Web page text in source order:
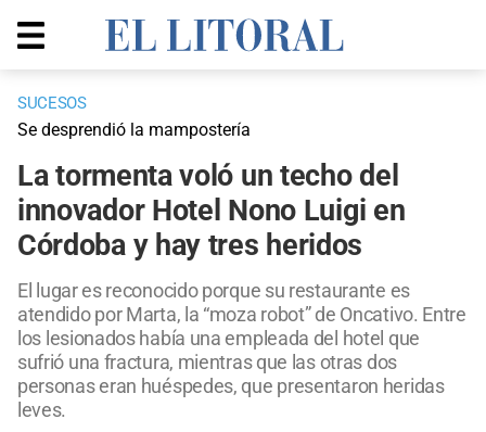
SUCESOS
Se desprendió la mampostería
La tormenta voló un techo del
innovador Hotel Nono Luigi en
Córdoba y hay tres heridos
El lugar es reconocido porque su restaurante es
atendido por Marta, la “moza robot” de Oncativo. Entre
los lesionados había una empleada del hotel que
sufrió una fractura, mientras que las otras dos
personas eran huéspedes, que presentaron heridas
leves.